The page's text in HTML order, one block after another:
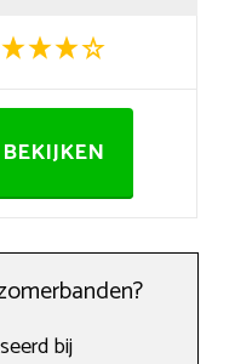
BEKIJKEN
bij